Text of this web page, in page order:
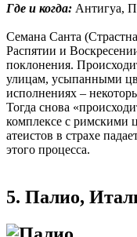
Где и когда: Антигуа,
Семана Санта
Распятии и
поклонения.
улицам, усыпанными
исполнениях –
Тогда снова
комплексе с римскими
атеистов в страхе
этого процесса.
5. Палио,